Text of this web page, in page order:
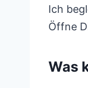
Ich
Öffne
Was